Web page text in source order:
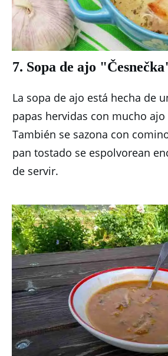
7. Sopa de ajo
La sopa de ajo está hecha de
papas hervidas con mucho
También se sazona con
pan tostado se espolvorean
de servir.